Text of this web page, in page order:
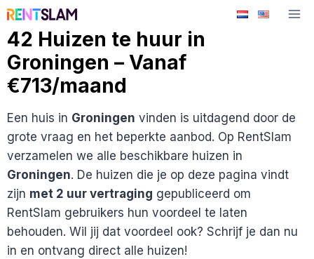
Ga
de
inhoud
42 Huizen te huur in
Groningen – Vanaf
€713/maand
Een huis in Groningen vinden is uitdagend door de
grote vraag en het beperkte aanbod. Op RentSlam
verzamelen we alle beschikbare huizen in
Groningen. De huizen die je op deze pagina vindt
zijn met 2 uur vertraging gepubliceerd om
RentSlam gebruikers hun voordeel te laten
behouden. Wil jij dat voordeel ook? Schrijf je dan nu
in en ontvang direct alle huizen!